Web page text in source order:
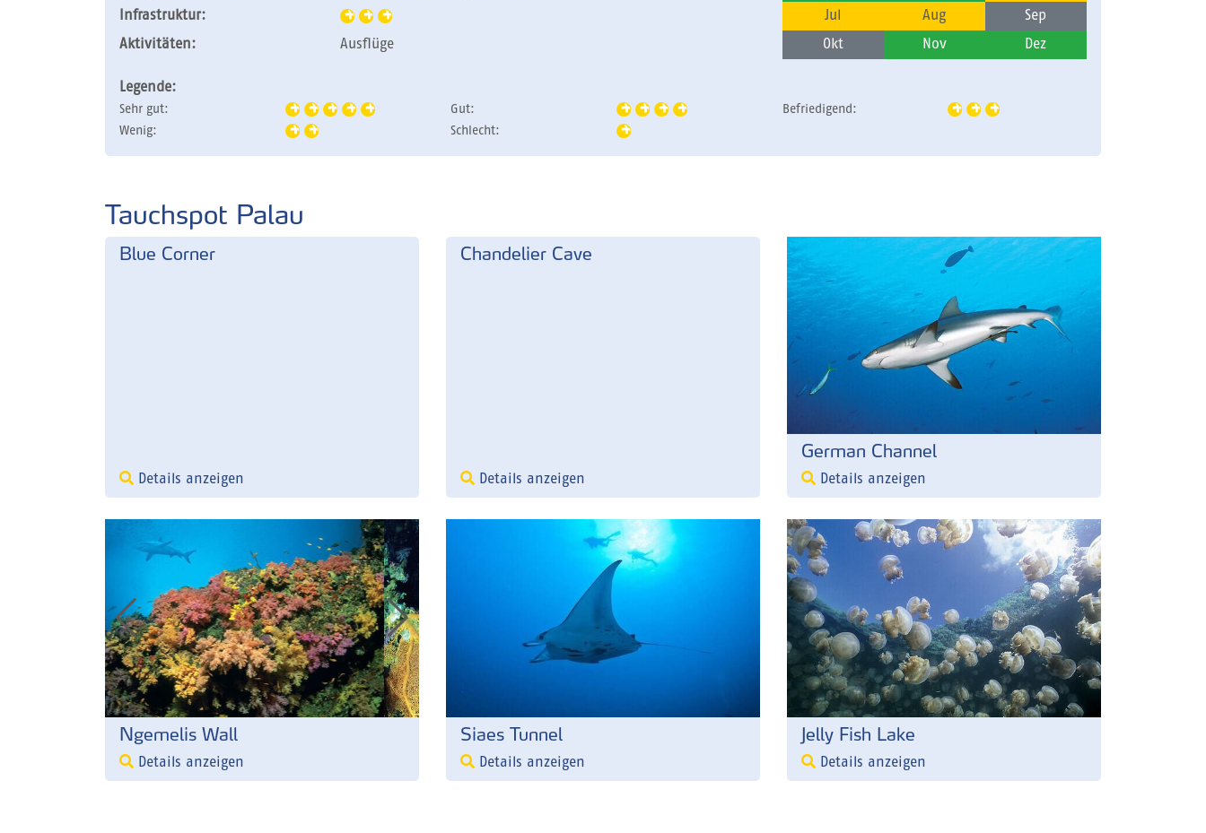
Infrastruktur:
Aktivitäten:
Ausflüge
Jul
Aug
Sep
Okt
Nov Dez
Legende:
Sehr gut: Gut:
Befriedigend:
Wenig:
Schlecht:
Tauchspot Palau
Blue Corner
Details anzeigen
Chandelier Cave
Details anzeigen
German Channel
Details anzeigen
Ngemelis Wall
Details anzeigen
Siaes Tunnel
Details anzeigen
Jelly Fish Lake
Details anzeigen